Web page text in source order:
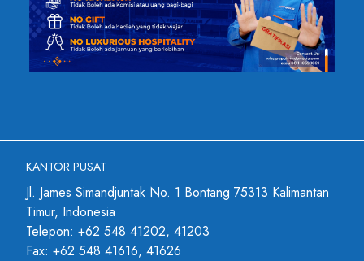
KANTOR PUSAT
Jl. James Simandjuntak No. 1 Bontang 75313 Kalimantan
Timur, Indonesia
Telepon: +62 548 41202, 41203
Fax: +62 548 41616, 41626